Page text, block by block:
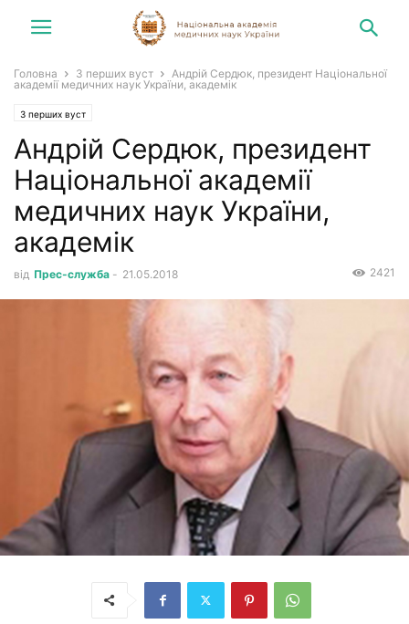
Головна З перших вуст
Андрій Сердюк, президент Національної
академії медичних наук України, академік
З перших вуст
Андрій Сердюк, президент
Національної академії
медичних наук України,
академік
від Прес-служба - 21.05.2018 2421